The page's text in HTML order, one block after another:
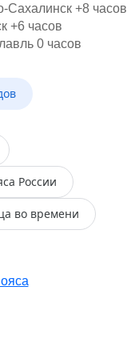
+8 часов
+6 часов
0 часов
России
во времени